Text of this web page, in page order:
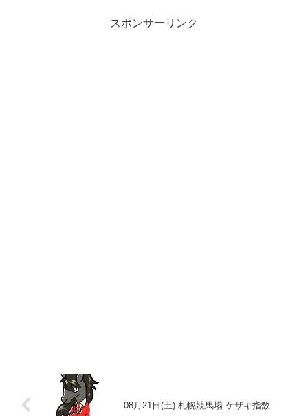
スポンサーリンク
08月21日(土) 札幌競馬場 ケザキ指数